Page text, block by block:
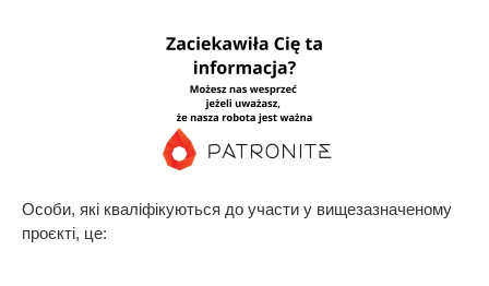
Особи, які кваліфікуються до участи у вищезазначеному
проєкті, це: